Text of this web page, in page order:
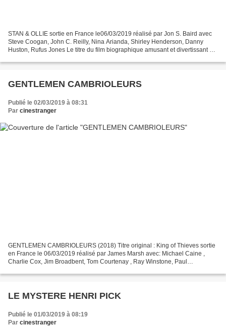
STAN & OLLIE sortie en France le06/03/2019 réalisé par Jon S. Baird avec
Steve Coogan, John C. Reilly, Nina Arianda, Shirley Henderson, Danny
Huston, Rufus Jones Le titre du film biographique amusant et divertissant de
GENTLEMEN CAMBRIOLEURS
Publié le 02/03/2019 à 08:31
Par cinestranger
GENTLEMEN CAMBRIOLEURS (2018) Titre original : King of Thieves sortie
en France le 06/03/2019 réalisé par James Marsh avec: Michael Caine ,
Charlie Cox, Jim Broadbent, Tom Courtenay , Ray Winstone, Paul
LE MYSTERE HENRI PICK
Publié le 01/03/2019 à 08:19
Par cinestranger